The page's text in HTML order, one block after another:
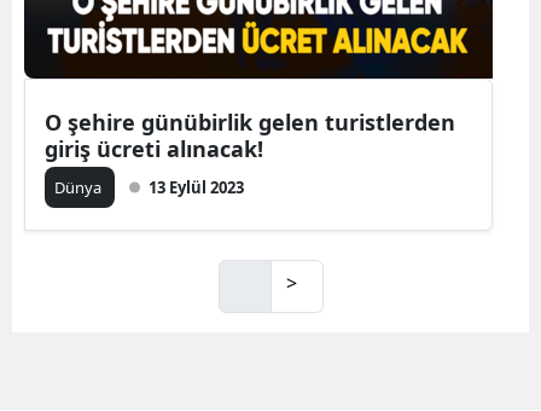
O şehire günübirlik gelen turistlerden
giriş ücreti alınacak!
Dünya 13 Eylül 2023
>